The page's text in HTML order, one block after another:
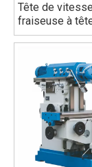
Tête de
fraiseuse à
horizontale